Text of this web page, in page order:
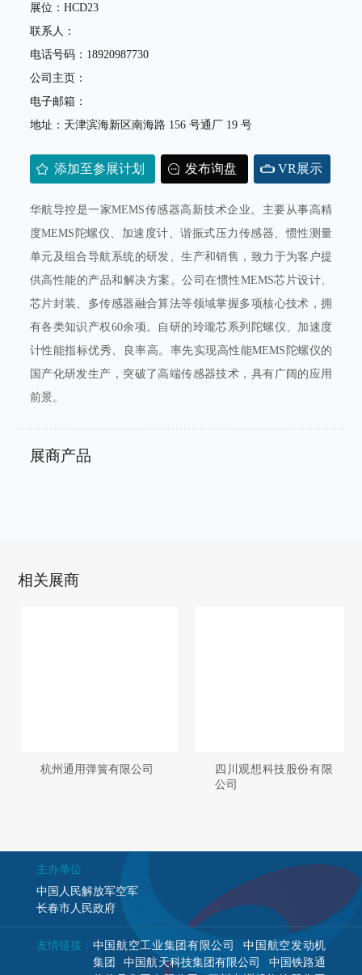
展位：HCD23
联系人：
电话号码：18920987730
公司主页：
电子邮箱：
地址：天津滨海新区南海路 156 号通厂 19 号
添加至参展计划 发布询盘 VR展示
华航导控是一家MEMS传感器高新技术企业。主要从事高精
度MEMS陀螺仪、加速度计、谐振式压力传感器、惯性测量
单元及组合导航系统的研发、生产和销售，致力于为客户提
供高性能的产品和解决方案。公司在惯性MEMS芯片设计、
芯片封装、多传感器融合算法等领域掌握多项核心技术，拥
有各类知识产权60余项。自研的玲瓏芯系列陀螺仪、加速度
计性能指标优秀、良率高。率先实现高性能MEMS陀螺仪的
国产化研发生产，突破了高端传感器技术，具有广阔的应用
前景。
展商产品
相关展商
杭州通用弹簧有限公司
四川观想科技股份有限
公司
主办单位
中国人民解放军空军
长春市人民政府
友情链接： 中国航空工业集团有限公司
中国航空发动机
集团
中国航天科技集团有限公司
中国铁路通